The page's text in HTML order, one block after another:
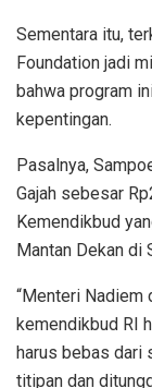
Sementara itu,
Foundation jadi
bahwa program
kepentingan.
Pasalnya,
Gajah sebesar
Kemendikbud
Mantan Dekan di
“Menteri Nadiem
kemendikbud RI
harus bebas dari
titipan dan